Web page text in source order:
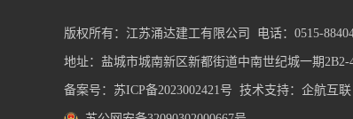
版权所有：江苏涌达建工有限公司 电话：0515-
地址：盐城市城南新区新都街道中南世纪城一期2B2-
备案号： 苏ICP备2023002421号 技术支持：企航互联